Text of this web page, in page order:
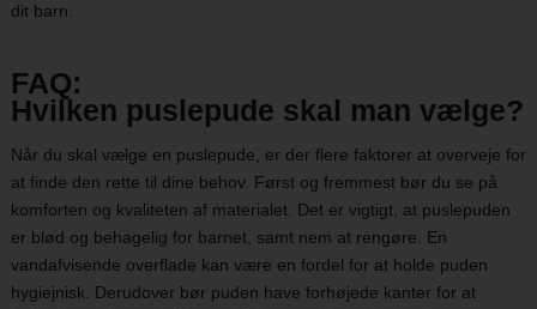
dit barn.
FAQ:
Hvilken puslepude skal man vælge?
Når du skal vælge en puslepude, er der flere faktorer at overveje for
at finde den rette til dine behov. Først og fremmest bør du se på
komforten og kvaliteten af materialet. Det er vigtigt, at puslepuden
er blød og behagelig for barnet, samt nem at rengøre. En
vandafvisende overflade kan være en fordel for at holde puden
hygiejnisk. Derudover bør puden have forhøjede kanter for at